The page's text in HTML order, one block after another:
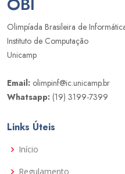
Olimpíada Brasileira de
Instituto de Computação
Unicamp
Email: olimpinf@ic.unicamp.br
Whatsapp: (19) 3199-7399
Links Úteis
Início
Regulamento